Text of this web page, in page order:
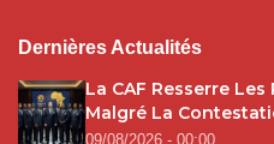
Dernières Actualités
La CAF Resserre
Malgré La
09/08/2026 - 00:00